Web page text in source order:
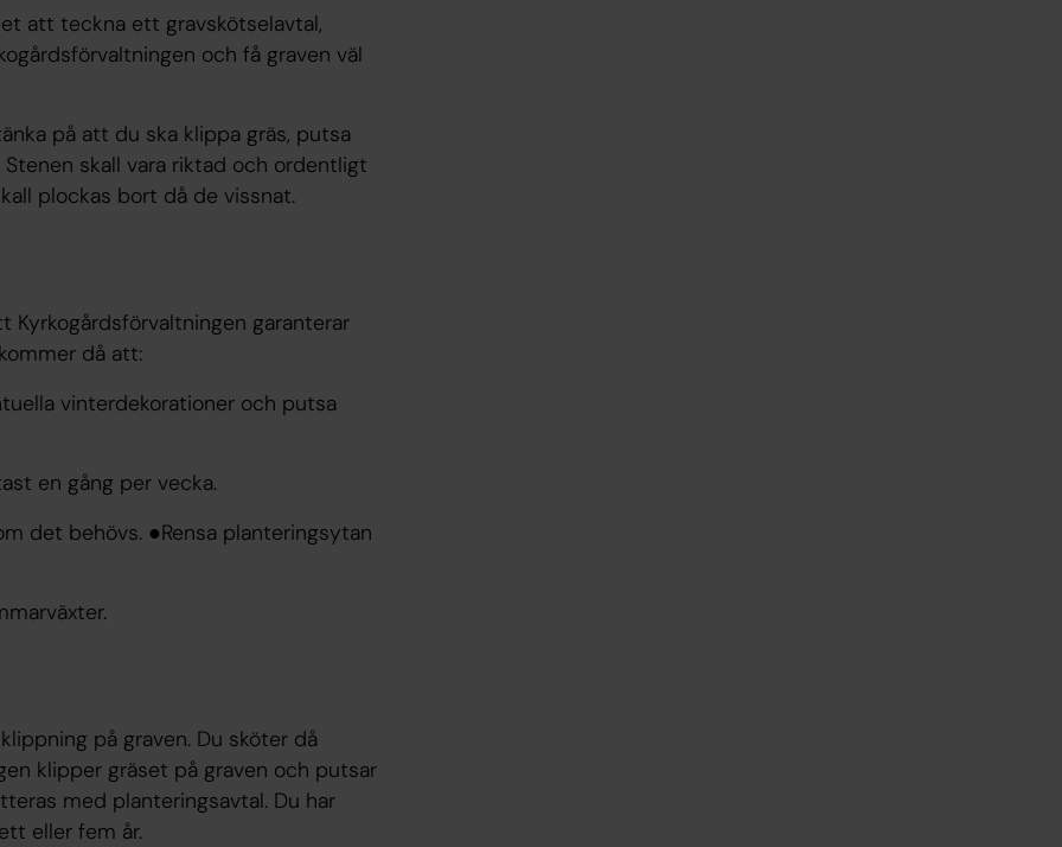
att teckna ett gravskötselavtal,
och få graven väl
på att du ska klippa gräs, putsa
skall vara riktad och ordentligt
plockas bort då de vissnat.
garanterar
då att:
vinterdekorationer och putsa
en gång per vecka.
det behövs. ●Rensa planteringsytan
på graven. Du sköter då
klipper gräset på graven och putsar
med planteringsavtal. Du har
eller fem år.